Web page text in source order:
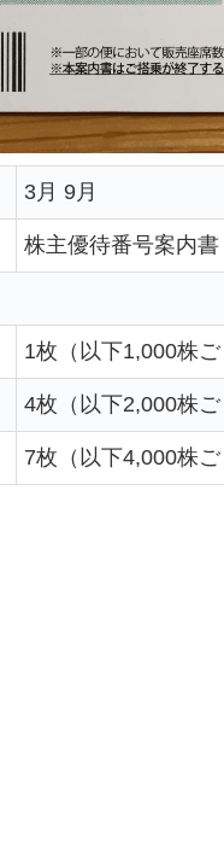
3月 9月
株主優待番号案内書
1枚（以下1,000株ご
4枚（以下2,000株ご
7枚（以下4,000株ご